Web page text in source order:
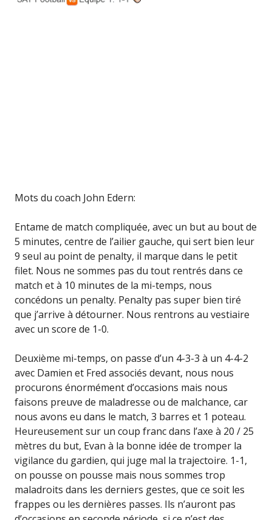
Mots du coach John Edern:
Entame de match compliquée, avec un but au bout de
5 minutes, centre de l’ailier gauche, qui sert bien leur
9 seul au point de penalty, il marque dans le petit
filet. Nous ne sommes pas du tout rentrés dans ce
match et à 10 minutes de la mi-temps, nous
concédons un penalty. Penalty pas super bien tiré
que j’arrive à détourner. Nous rentrons au vestiaire
avec un score de 1-0.
Deuxième mi-temps, on passe d’un 4-3-3 à un 4-4-2
avec Damien et Fred associés devant, nous nous
procurons énormément d’occasions mais nous
faisons preuve de maladresse ou de malchance, car
nous avons eu dans le match, 3 barres et 1 poteau.
Heureusement sur un coup franc dans l’axe à 20 / 25
mètres du but, Evan à la bonne idée de tromper la
vigilance du gardien, qui juge mal la trajectoire. 1-1,
on pousse on pousse mais nous sommes trop
maladroits dans les derniers gestes, que ce soit les
frappes ou les dernières passes. Ils n’auront pas